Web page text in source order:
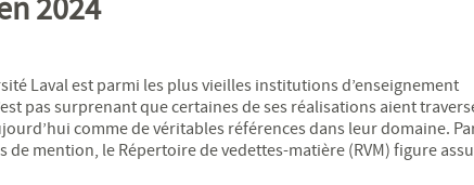
2024
Laval est parmi les plus vieilles institutions d’enseignement
pas surprenant que certaines de ses réalisations aient
comme de véritables références dans leur domaine.
de mention, le Répertoire de vedettes-matière (RVM) figure